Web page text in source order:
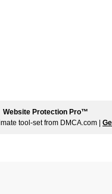
Website Protection Pro™
tool-set from DMCA.com |